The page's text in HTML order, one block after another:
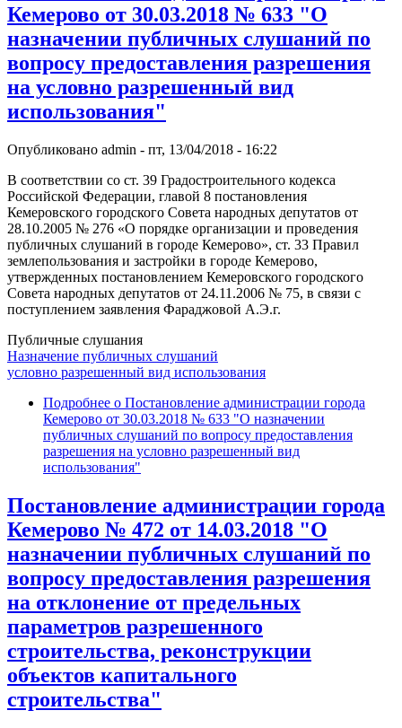
Кемерово от 30.03.2018 № 633 "О
назначении публичных слушаний по
вопросу предоставления разрешения
на условно разрешенный вид
использования"
Опубликовано admin - пт, 13/04/2018 - 16:22
В соответствии со ст. 39 Градостроительного кодекса
Российской Федерации, главой 8 постановления
Кемеровского городского Совета народных депутатов от
28.10.2005 № 276 «О порядке организации и проведения
публичных слушаний в городе Кемерово», ст. 33 Правил
землепользования и застройки в городе Кемерово,
утвержденных постановлением Кемеровского городского
Совета народных депутатов от 24.11.2006 № 75, в связи с
поступлением заявления Фараджовой А.Э.г.
Публичные слушания
Назначение публичных слушаний
условно разрешенный вид использования
Подробнее о Постановление администрации города
Кемерово от 30.03.2018 № 633 "О назначении
публичных слушаний по вопросу предоставления
разрешения на условно разрешенный вид
использования"
Постановление администрации города
Кемерово № 472 от 14.03.2018 "О
назначении публичных слушаний по
вопросу предоставления разрешения
на отклонение от предельных
параметров разрешенного
строительства, реконструкции
объектов капитального
строительства"